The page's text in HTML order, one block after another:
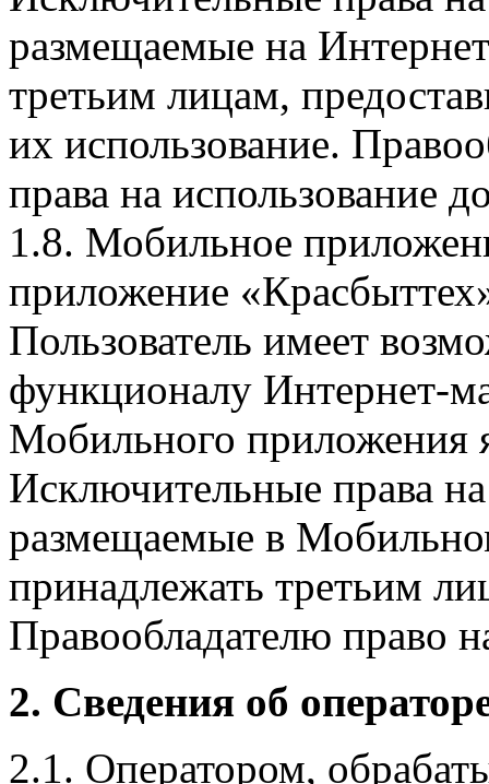
размещаемые на
третьим лицам,
их использование.
права на использование
1.8. Мобильное
приложение
Пользователь имеет
функционалу Интернет-
Мобильного приложения
Исключительные права
размещаемые в
принадлежать третьим
Правообладателю право
2. Сведения об
2.1. Оператором,